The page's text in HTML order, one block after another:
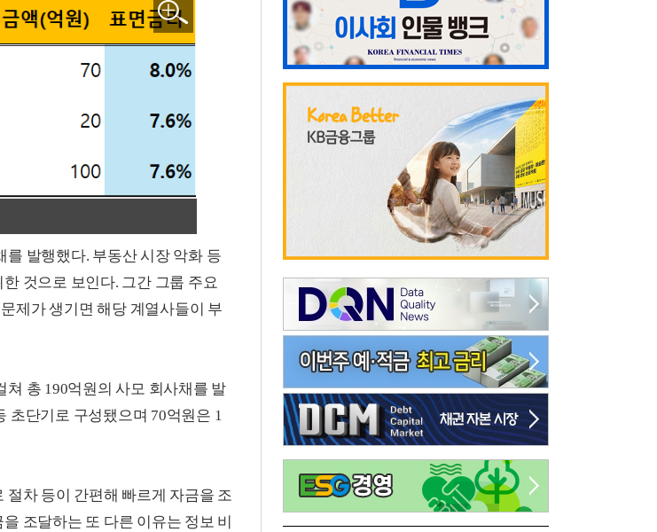
발행했다. 부동산 시장 악화 등
것으로 보인다. 그간 그룹 주요
제가 생기면 해당 계열사들이 부
총 190억원의 사모 회사채를 발
초단기로 구성됐으며 70억원은 1
차 등이 간편해 빠르게 자금을 조
조달하는 또 다른 이유는 정보 비